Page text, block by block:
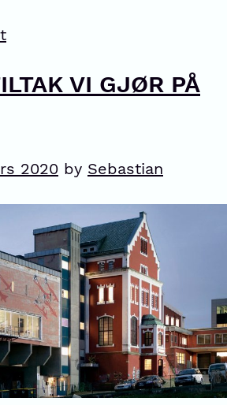
VI GJØR PÅ
2020 by Sebastian